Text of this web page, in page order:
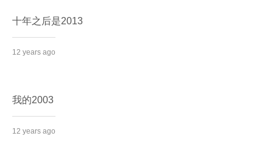
十年之后是2013
12 years ago
我的2003
12 years ago